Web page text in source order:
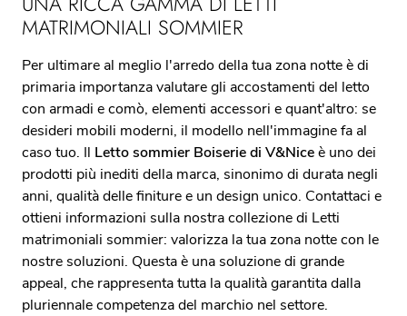
MATRIMONIALI SOMMIER
Per ultimare al meglio l'arredo della tua zona notte è di
primaria importanza valutare gli accostamenti del letto
con armadi e comò, elementi accessori e quant'altro: se
desideri mobili moderni, il modello nell'immagine fa al
caso tuo. Il Letto sommier Boiserie di V&Niceè uno dei
prodotti più inediti della marca, sinonimo di durata negli
anni, qualità delle finiture e un design unico. Contattaci e
ottieni informazioni sulla nostra collezione di Letti
matrimoniali sommier: valorizza la tua zona notte con le
nostre soluzioni. Questa è una soluzione di grande
appeal, che rappresenta tutta la qualità garantita dalla
pluriennale competenza del marchio nel settore.